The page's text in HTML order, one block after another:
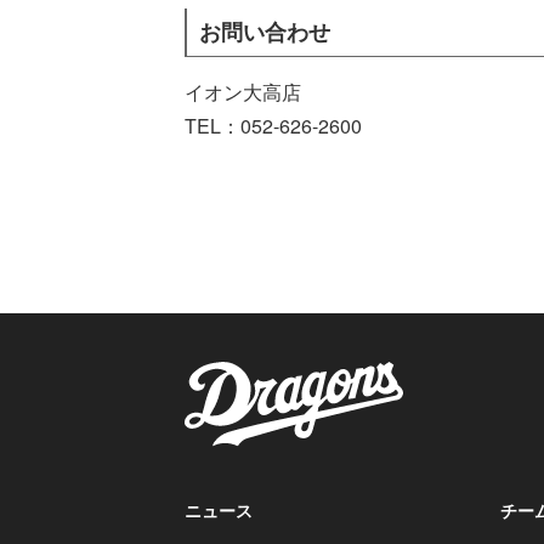
お問い合わせ
イオン大高店
TEL：052-626-2600
ニュース
チー